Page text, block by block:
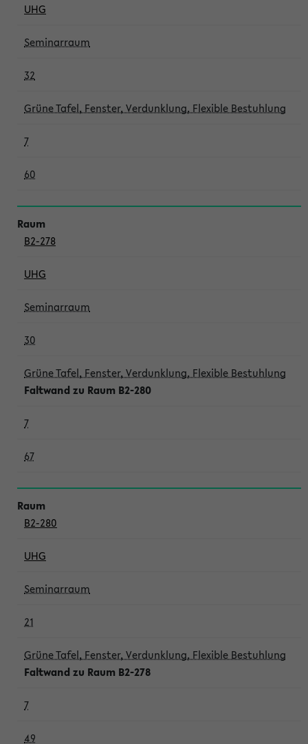
UHG
Seminarraum
32
Grüne Tafel, Fenster, Verdunklung, Flexible Bestuhlung
7
60
B2-278
UHG
Seminarraum
30
Grüne Tafel, Fenster, Verdunklung, Flexible Bestuhlung
Faltwand zu Raum B2-280
7
67
B2-280
UHG
Seminarraum
21
Grüne Tafel, Fenster, Verdunklung, Flexible Bestuhlung
Faltwand zu Raum B2-278
7
49